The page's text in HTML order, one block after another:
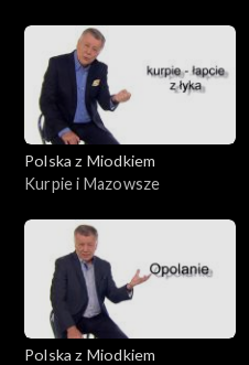
Polska z Miodkiem
Kurpie i Mazowsze
Polska z Miodkiem